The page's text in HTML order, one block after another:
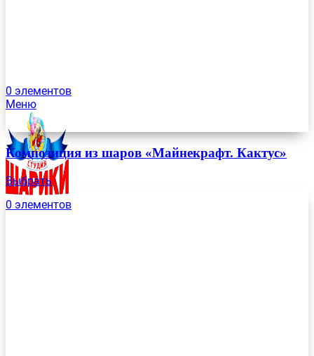
0 элементов
Меню
0 элементов
Композиция из шаров «Майнекрафт. Кактус»
Выбрать